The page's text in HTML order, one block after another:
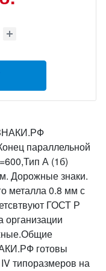
параллельной
А (1б)
Дорожные знаки.
металла 0.8 мм с
ГОСТ Р
организации
готовы
типоразмеров на